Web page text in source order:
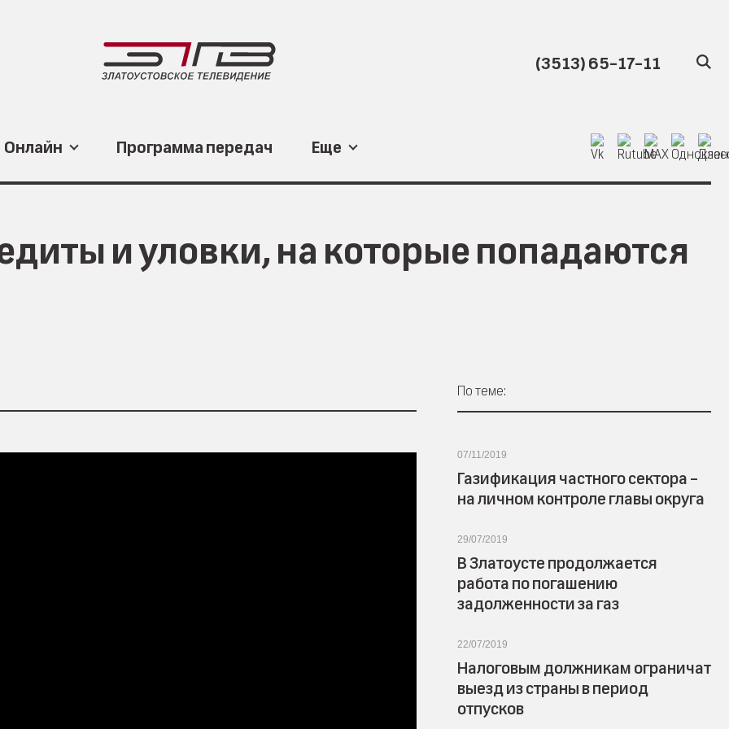
(3513) 65-17-11
Онлайн Программа передач Еще
и уловки, на которые попадаются
По теме:
07/11/2019
Газификация частного сектора –
на личном контроле главы округа
29/07/2019
В Златоусте продолжается
работа по погашению
задолженности за газ
22/07/2019
Налоговым должникам ограничат
выезд из страны в период
отпусков